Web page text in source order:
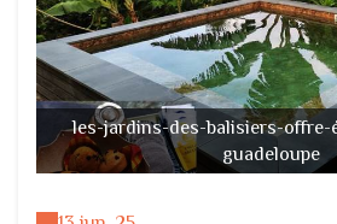
les-jardins-des-balisiers-offre-
guadeloupe